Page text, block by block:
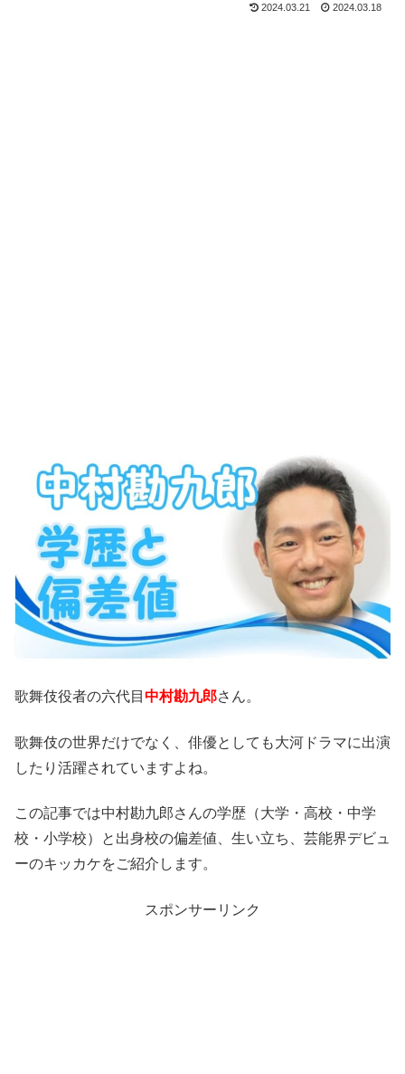
2024.03.21 2024.03.18
歌舞伎役者の六代目 中村勘九郎さん。
歌舞伎の世界だけでなく、俳優としても大河ドラマに出演
したり活躍されていますよね。
この記事では中村勘九郎さんの学歴（大学・高校・中学
校・小学校）と出身校の偏差値、生い立ち、芸能界デビュ
ーのキッカケをご紹介します。
スポンサーリンク